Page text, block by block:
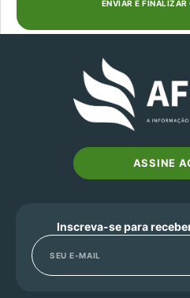
ASSINE
Inscreva-se para